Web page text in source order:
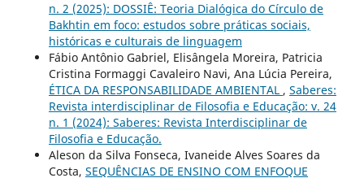
n. 2 (2025): DOSSIÊ: Teoria Dialógica do Círculo de
Bakhtin em foco: estudos sobre práticas sociais,
históricas e culturais de linguagem
Fábio Antônio Gabriel, Elisângela Moreira, Patricia
Cristina Formaggi Cavaleiro Navi, Ana Lúcia Pereira,
ÉTICA DA RESPONSABILIDADE AMBIENTAL , Saberes:
Revista interdisciplinar de Filosofia e Educação: v. 24
n. 1 (2024): Saberes: Revista Interdisciplinar de
Filosofia e Educação.
Aleson da Silva Fonseca, Ivaneide Alves Soares da
Costa, SEQUÊNCIAS DE ENSINO COM ENFOQUE